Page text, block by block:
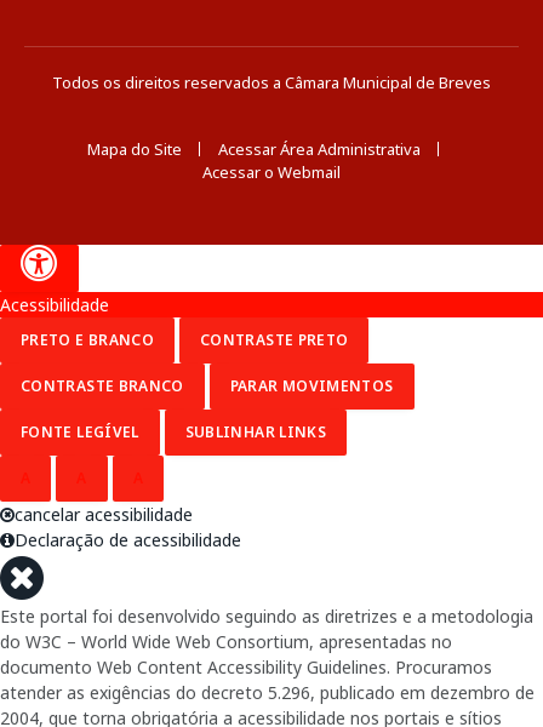
Todos os direitos reservados a Câmara Municipal de Breves
Mapa do Site
Acessar Área Administrativa
Acessar o Webmail
Acessibilidade
PRETO E BRANCO CONTRASTE PRETO
CONTRASTE BRANCO PARAR MOVIMENTOS
FONTE LEGÍVEL SUBLINHAR LINKS
cancelar acessibilidade
Declaração de acessibilidade
Este portal foi desenvolvido seguindo as diretrizes e a metodologia
do W3C – World Wide Web Consortium, apresentadas no
documento Web Content Accessibility Guidelines. Procuramos
atender as exigências do decreto 5.296, publicado em dezembro de
2004, que torna obrigatória a acessibilidade nos portais e sítios